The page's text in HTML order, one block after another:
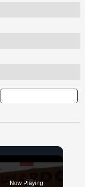
Now Playing